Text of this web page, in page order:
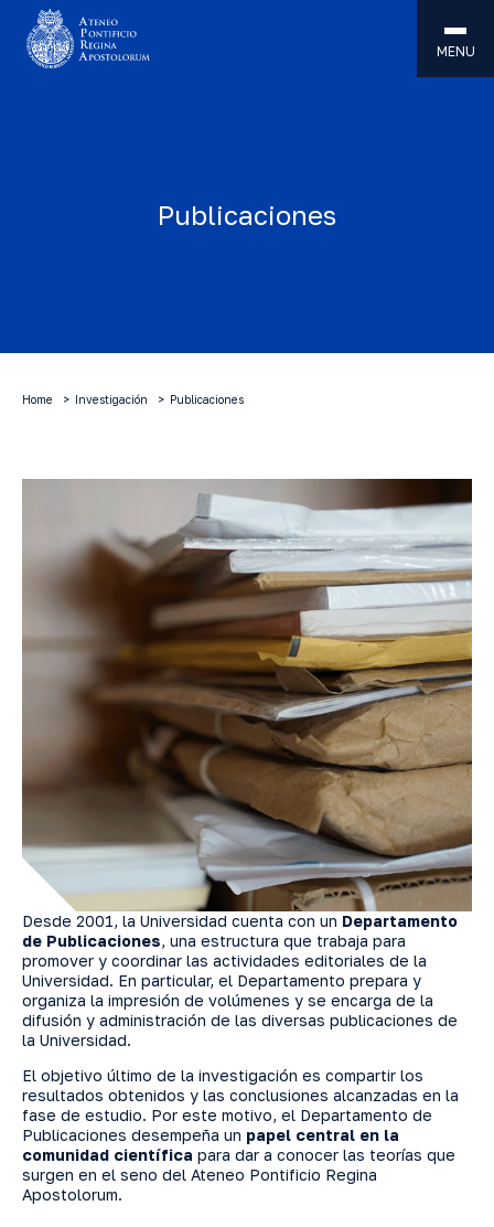
MENU
Publicaciones
Home Investigación Publicaciones
Desde 2001, la Universidad cuenta con un Departamento
de Publicaciones, una estructura que trabaja para
promover y coordinar las actividades editoriales de la
Universidad. En particular, el Departamento prepara y
organiza la impresión de volúmenes y se encarga de la
difusión y administración de las diversas publicaciones de
la Universidad.
El objetivo último de la investigación es compartir los
resultados obtenidos y las conclusiones alcanzadas en la
fase de estudio. Por este motivo, el Departamento de
Publicaciones desempeña un papel central en la
comunidad científica para dar a conocer las teorías que
surgen en el seno del Ateneo Pontificio Regina
Apostolorum.